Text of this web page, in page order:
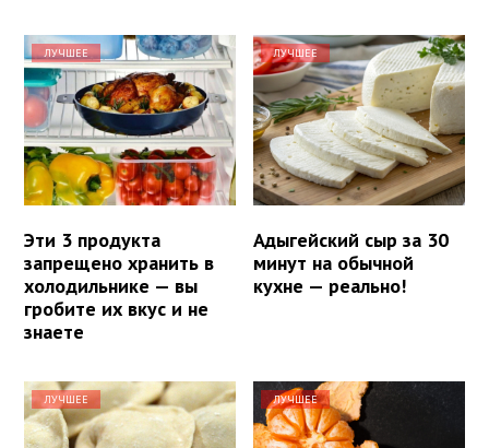
ЛУЧШЕЕ
Эти 3 продукта
запрещено хранить в
холодильнике — вы
гробите их вкус и не
знаете
ЛУЧШЕЕ
Адыгейский сыр за 30
минут на обычной
кухне — реально!
ЛУЧШЕЕ ЛУЧШЕЕ